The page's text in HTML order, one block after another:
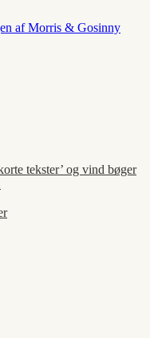
af Morris & Gosinny
tekster’ og vind bøger